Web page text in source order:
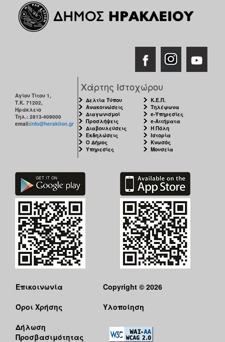
Αγίου Τίτου 1,
Τ.Κ. 71202,
Ηράκλειο
Τηλ.: 2813-409000
email:info@heraklion.gr
Χάρτης Ιστοχώρου
Δελτία Τύπου
Ανακοινώσεις
Διαγωνισμοί
Προσλήψεις
Διαβουλεύσεις
Εκδηλώσεις
Ο Δήμος
Υπηρεσίες
Κ.Ε.Π.
Τηλέφωνα
e-Υπηρεσίες
e-Αιτήματα
Η Πόλη
Ιστορία
Κνωσός
Μουσεία
Επικοινωνία
Όροι Χρήσης
Δήλωση
Προσβασιμότητας
Copyright © 2026
Υλοποίηση